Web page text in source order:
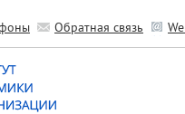
Обратная связь